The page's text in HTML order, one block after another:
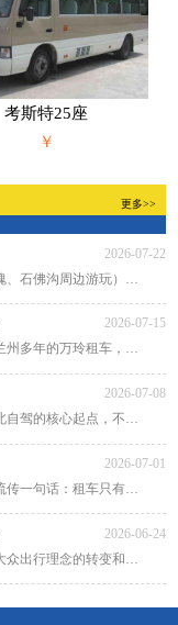
考斯特25座
￥
更多>>
2026-07-22
一、游客自驾出游好评（刘家峡、苦水玫瑰、石佛沟周边游玩）来兰州游玩，对比好几家租
2026-07-15
租车自驾为什么推荐兰州万玲租车？扎根兰州多年的万玲租车，凭借本土化深耕、贴心靠谱
2026-07-08
在兰州租车自驾的好处有哪些？兰州是西北自驾的核心起点，不管是市区畅游黄河风情线，
2026-07-01
租车为什么只有一次和无数次？网上一直流传一句话：租车只有一次和无数次。很多人原
2026-06-24
为什么如今租车出行越来越受欢迎？随着大众出行理念的转变和租车行业的规范化发展，租